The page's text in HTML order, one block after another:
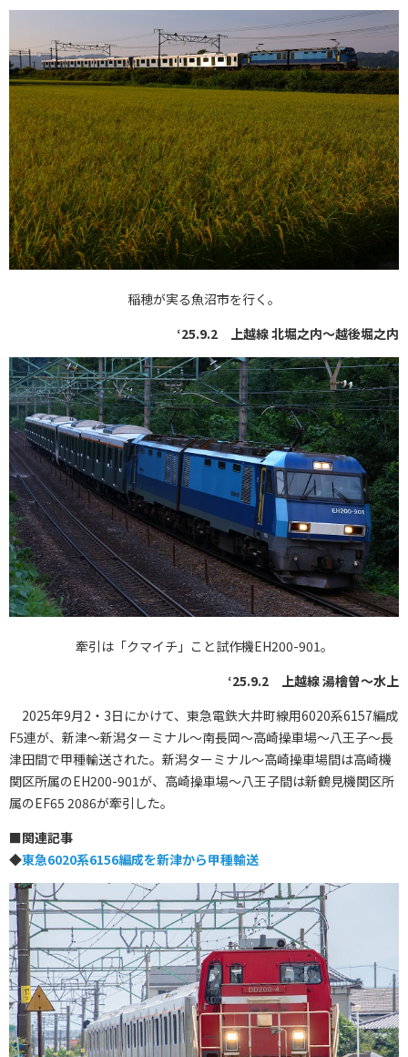
稲穂が実る魚沼市を行く。
‘25.9.2 上越線 北堀之内〜越後堀之内
牽引は「クマイチ」こと試作機EH200-901。
‘25.9.2 上越線 湯檜曽〜水上
2025年9月2・3日にかけて、東急電鉄大井町線用6020系6157編成
F5連が、新津〜新潟ターミナル〜南長岡〜高崎操車場〜八王子〜長
津田間で甲種輸送された。新潟ターミナル〜高崎操車場間は高崎機
関区所属のEH200-901が、高崎操車場〜八王子間は新鶴見機関区所
属のEF65 2086が牽引した。
■関連記事
◆東急6020系6156編成を新津から甲種輸送